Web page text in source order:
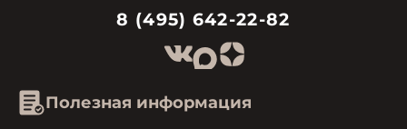
8 (495) 642-22-82
Полезная информация